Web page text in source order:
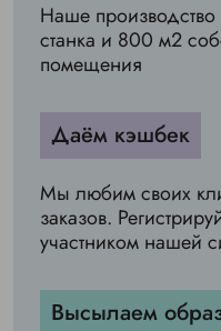
Наше
станка и 800 м2
помещения
Даём кэшбек
Мы любим своих
заказов.
участником нашей
Высылаем